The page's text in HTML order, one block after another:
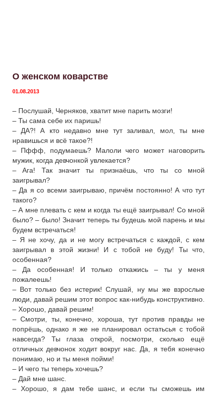
О женском коварстве
01.08.2013
– Послушай, Черняков, хватит мне парить мозги!
– Ты сама себе их паришь!
– ДА?! А кто недавно мне тут заливал, мол, ты мне
нравишься и всё такое?!
– Пффф, подумаешь? Малоли чего может наговорить
мужик, когда девчонкой увлекается?
– Ага! Так значит ты признаёшь, что ты со мной
заигрывал?
– Да я со всеми заигрываю, причём постоянно! А что тут
такого?
– А мне плевать с кем и когда ты ещё заигрывал! Со мной
было? – было! Значит теперь ты будешь мой парень и мы
будем встречаться!
– Я не хочу, да и не могу встречаться с каждой, с кем
заигрывал в этой жизни! И с тобой не буду! Ты что,
особенная?
– Да особенная! И только откажись – ты у меня
пожалеешь!
– Вот только без истерик! Слушай, ну мы же взрослые
люди, давай решим этот вопрос как-нибудь конструктивно.
– Хорошо, давай решим!
– Смотри, ты, конечно, хороша, тут против правды не
попрёшь, однако я же не планировал остатьсья с тобой
навсегда? Ты глаза открой, посмотри, сколько ещё
отличных девчонок ходит вокруг нас. Да, я тебя конечно
понимаю, но и ты меня пойми!
– И чего ты теперь хочешь?
– Дай мне шанс.
– Хорошо, я дам тебе шанс, и если ты сможешь им